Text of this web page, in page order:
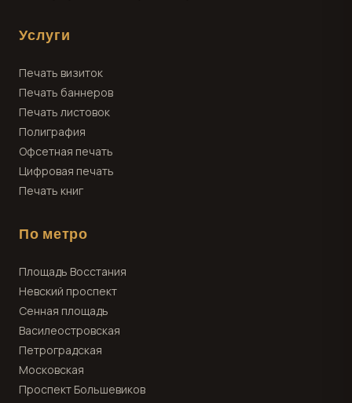
Услуги
Печать визиток
Печать баннеров
Печать листовок
Полиграфия
Офсетная печать
Цифровая печать
Печать книг
По метро
Площадь Восстания
Невский проспект
Сенная площадь
Василеостровская
Петроградская
Московская
Проспект Большевиков